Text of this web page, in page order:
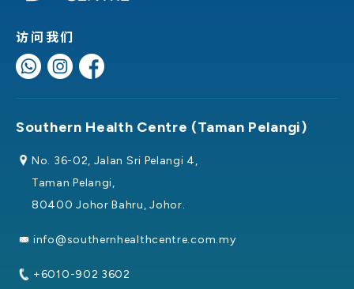
访问我们
Southern Health Centre (Taman Pelangi)
No. 36-02, Jalan Sri Pelangi 4,
Taman Pelangi,
80400 Johor Bahru, Johor.
info@southernhealthcentre.com.my
+6010-902 3602